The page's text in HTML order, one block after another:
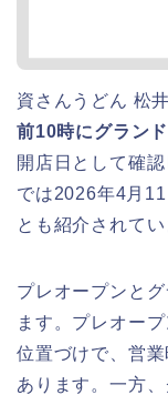
資さんうどん 松
前10時にグラン
開店日として確
では2026年4月
とも紹介されてい
プレオープンと
ます。プレオー
位置づけで、営
あります。一方